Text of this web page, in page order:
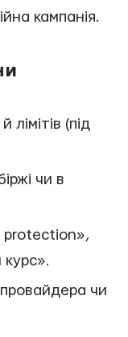
кампанія.
лімітів (під
чи в
protection»,
провайдера чи